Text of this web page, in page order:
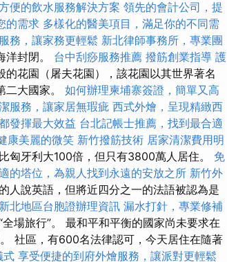
便的飲水服務解決方案 領先的會計公司，提
的需求 多樣化的醫美項目，滿足你的不同需
務，讓家務更輕鬆 新北律師事務所，專業團
洋封閉。 台中刮痧服務推薦 撥筋創業指導 護
花園（屠夫花園），該花園以其世界著名
大國家。 如何辦理柬埔寨簽證，簡單又高
服務，讓家居無瑕疵 西式外燴，呈現精緻西
發揮最大效益 台北記帳士推薦，找到最合適
康美麗的微笑 新竹撥筋技術 居家清潔費用明
比匈牙利大100倍，但只有3800萬人居住。 免
的塔位，為親人找到永遠的安放之所 新竹外
人說英語，但將近四分之一的法語被認為是
新北地區台胞證辦理資訊 漏水打針，專業修補
場旅行”。 最和平和平衡的國家尚未要求在
社區，有600名法律認可，今天居住在隨著
式 享受便捷的到府外燴服務，讓派對更輕鬆